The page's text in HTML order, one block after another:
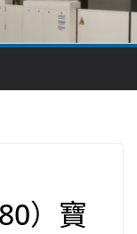
）寶